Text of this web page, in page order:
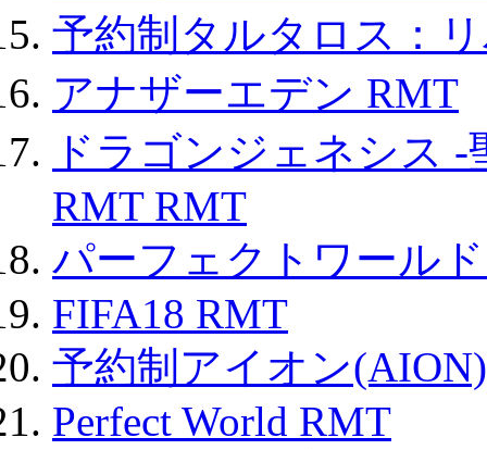
予約制タルタロス：
アナザーエデン RMT
ドラゴンジェネシス
RMT RMT
パーフェクトワール
FIFA18 RMT
予約制アイオン
Perfect World RMT